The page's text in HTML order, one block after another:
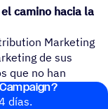
camino hacia la
Marketing
de sus
que no han
días.